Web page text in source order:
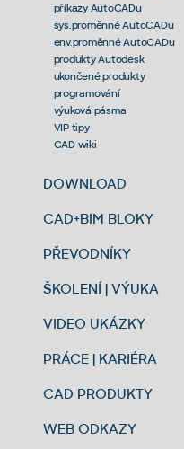
příkazy AutoCADu
sys.proměnné AutoCADu
env.proměnné AutoCADu
produkty Autodesk
ukončené produkty
programování
výuková pásma
VIP tipy
CAD wiki
DOWNLOAD
CAD+BIM BLOKY
PŘEVODNÍKY
ŠKOLENÍ | VÝUKA
VIDEO UKÁZKY
PRÁCE | KARIÉRA
CAD PRODUKTY
WEB ODKAZY